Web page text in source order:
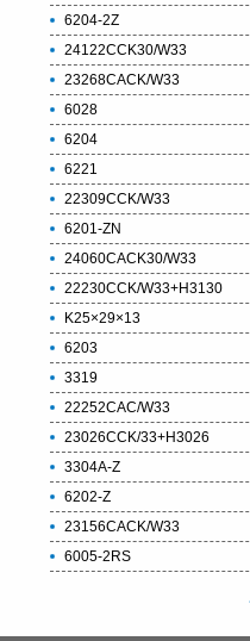
6204-2Z
24122CCK30/W33
23268CACK/W33
6028
6204
6221
22309CCK/W33
6201-ZN
24060CACK30/W33
22230CCK/W33+H3130
K25×29×13
6203
3319
22252CAC/W33
23026CCK/33+H3026
3304A-Z
6202-Z
23156CACK/W33
6005-2RS